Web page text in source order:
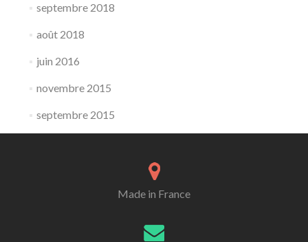
septembre 2018
août 2018
juin 2016
novembre 2015
septembre 2015
Made in France